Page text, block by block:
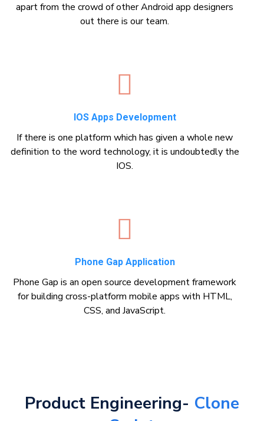
apart from the crowd of other Android app designers
out there is our team.
IOS Apps Development
If there is one platform which has given a whole new
definition to the word technology, it is undoubtedly the
IOS.
Phone Gap Application
Phone Gap is an open source development framework
for building cross-platform mobile apps with HTML,
CSS, and JavaScript.
Product Engineering- Clone